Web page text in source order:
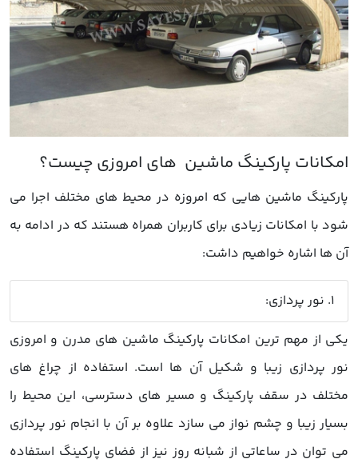
پارکینگ ماشین هایی که امروزه در محیط های مختلف اجرا می
شود با امکانات زیادی برای کاربران همراه هستند که در ادامه به
آن ها اشاره خواهیم داشت:
1. نور پردازی:
یکی از مهم ترین امکانات پارکینگ ماشین های مدرن و امروزی
نور پردازی زیبا و شکیل آن ها است. استفاده از چراغ های
مختلف در سقف پارکینگ و مسیر های دسترسی، این محیط را
بسیار زیبا و چشم نواز می سازد علاوه بر آن با انجام نور پردازی
می توان در ساعاتی از شبانه روز نیز از فضای پارکینگ استفاده